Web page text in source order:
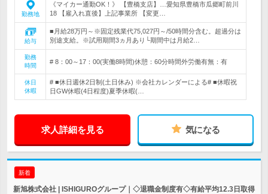
勤務地
《マイカー通勤OK！》 【豊橋支店】…愛知県豊橋市瓜郷町前川
18 【雇入れ直後】上記事業所 【変更…
給与
■月給28万円～※固定残業代75,027円～/50時間分含む。超過分は
別途支給。※試用期間3ヵ月あり└期間中は月給2…
勤務
時間
# 8：00～17：00(実働8時間)休憩：60分時間外労働有無：有
休日
休暇
# ■休日週休2日制(土日休み) ※会社カレンダーによる# ■休暇祝
日GW休暇(4日程度)夏季休暇(…
求人詳細を見る 気になる
新着
新旭株式会社 | ISHIGUROグループ｜◇退職金制度有◇有給平均12.3日取得